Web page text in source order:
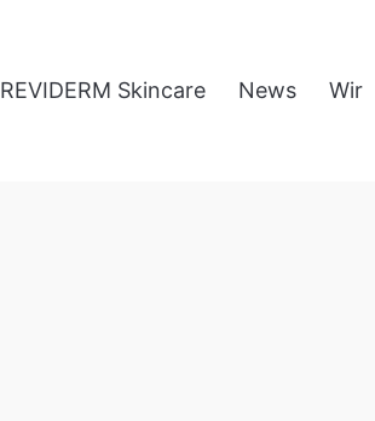
REVIDERM Skincare News Wir